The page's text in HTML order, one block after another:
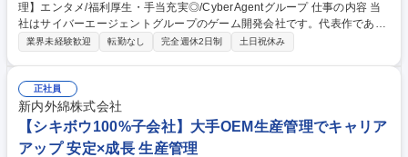
理】エンタメ/福利厚生・手当充実◎/CyberAgentグループ 仕事の内容 当
社はサイバーエージェントグループのゲーム開発会社です。代表作である
『プロジェクトセカイ カラフルステージ！ feat. 初音ミク』の開発・運営
含め一貫して携わっていただきます。 【具体的には】■グッズの見積も
り・入稿・納品までの一連の業務 ■サプライヤーハンドリングやコスト・
納期の交渉 ■発注書・請求書の対応や商品企画・製造ライン調整 募集職種
【グッズ生産管理】エンタメ/福利厚生・手当充実◎/CyberAgentグループ
業界未経験歓迎 転勤なし 完全週休2日制 土日祝休み
正社員
新内外綿株式会社
【シキボウ100%子会社】大手OEM生産管理でキャリア
アップ 安定×成長 生産管理